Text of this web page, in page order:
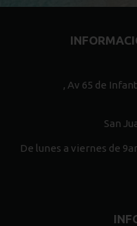
, Av 65 de
San
De lunes a viernes de